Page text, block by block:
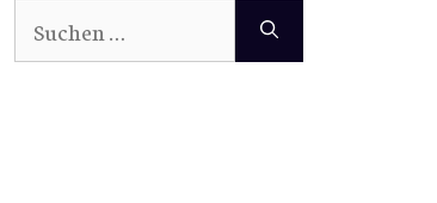
Suchen
nach: